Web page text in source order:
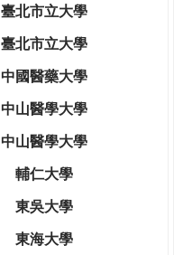
臺北市立大學
臺北市立大學
中國醫藥大學
中山醫學大學
中山醫學大學
輔仁大學
東吳大學
東海大學